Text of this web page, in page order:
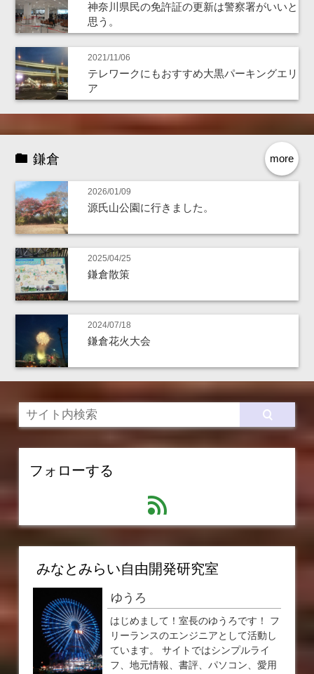
神奈川県民の免許証の更新は警察署がいいと
思う。
2021/11/06
テレワークにもおすすめ大黒パーキングエリ
ア
more
鎌倉
2026/01/09
源氏山公園に行きました。
2025/04/25
鎌倉散策
2024/07/18
鎌倉花火大会
フォローする
feed
みなとみらい自由開発研究室
ゆうろ
はじめまして！室長のゆうろです！ フ
リーランスのエンジニアとして活動し
ています。 サイトではシンプルライ
フ、地元情報、書評、パソコン、愛用